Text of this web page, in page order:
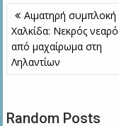
Πλοήγηση
άρθρων
Αιματηρή συμπλοκή
Χαλκίδα: Νεκρός
από μαχαίρωμα στη
Ληλαντίων
Random Posts